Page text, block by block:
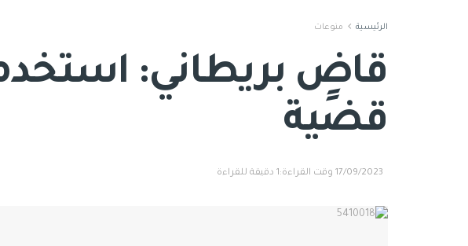
الرئيسية منوعات
قضية
17/09/2023 وقت القراءة:1 دقيقة للقراءة